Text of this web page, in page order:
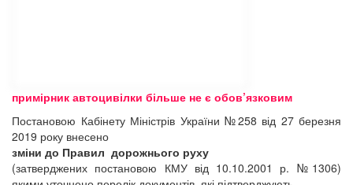
примірник автоцивілки більше не є обов’язковим
Постановою Кабінету Міністрів України №258 від 27 березня
2019 року внесено
зміни до Правил дорожнього руху
(затверджених постановою КМУ від 10.10.2001 р. №1306)